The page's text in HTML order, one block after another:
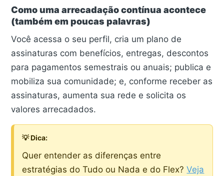
Como uma arrecadação contínua acontece
(também em poucas palavras)
Você acessa o seu perfil, cria um plano de
assinaturas com benefícios, entregas, descontos
para pagamentos semestrais ou anuais; publica e
mobiliza sua comunidade; e, conforme receber as
assinaturas, aumenta sua rede e solicita os
valores arrecadados.
💡 Dica:
Quer entender as diferenças entre
estratégias do Tudo ou Nada e do Flex?Veja